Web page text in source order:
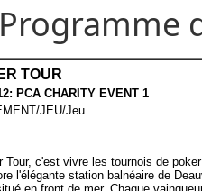
Programme